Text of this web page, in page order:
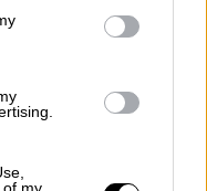
of my
νεκροί
ότι τα